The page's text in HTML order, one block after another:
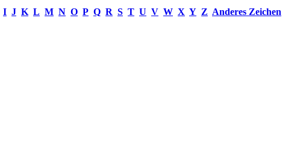
I J K L M N O P Q R S T U V W X Y Z Anderes Zeichen